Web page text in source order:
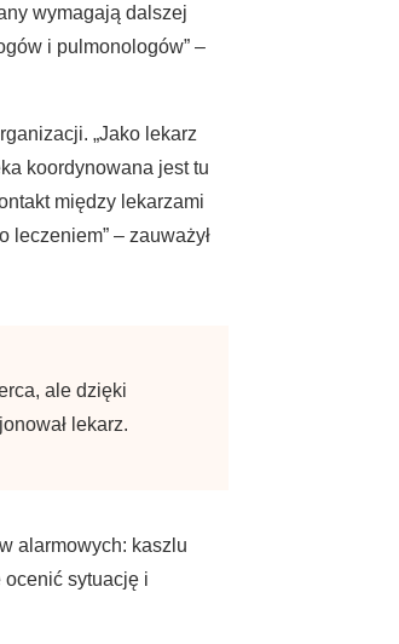
wymagają dalszej
i pulmonologów” –
„Jako lekarz
koordynowana jest tu
między lekarzami
leczeniem” – zauważył
ale dzięki
lekarz.
alarmowych: kaszlu
sytuację i